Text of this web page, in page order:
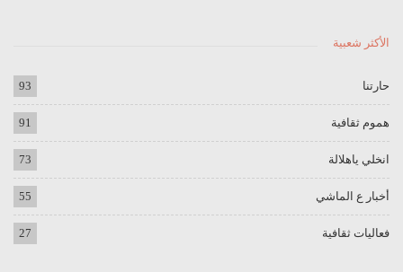
الأكثر شعبية
حارتنا 93
هموم ثقافية 91
انخلي ياهلالة 73
أخبار ع الماشي 55
فعاليات ثقافية 27